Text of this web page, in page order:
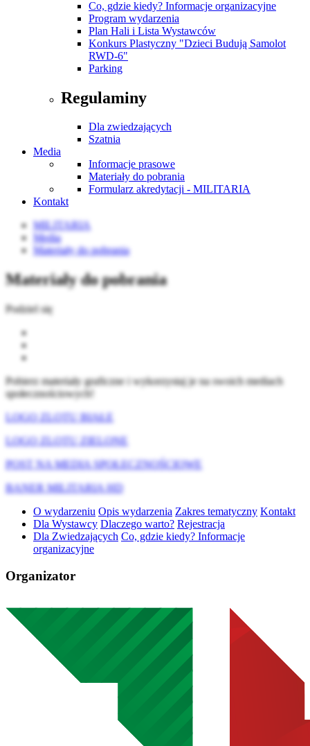
Co, gdzie kiedy? Informacje organizacyjne
Program wydarzenia
Plan Hali i Lista Wystawców
Konkurs Plastyczny "Dzieci Budują Samolot
RWD-6"
Parking
Regulaminy
Dla zwiedzających
Szatnia
Media
Informacje prasowe
Materiały do pobrania
Formularz akredytacji - MILITARIA
Kontakt
MILITARIA
Media
Materiały do pobrania
Materiały do pobrania
Podziel się
Pobierz materiały graficzne i wykorzystaj je na swoich mediach
społecznościowych!
LOGO ZLOTU BIAŁE
LOGO ZLOTU ZIELONE
POST NA MEDIA SPOŁECZNOŚCIOWE
BANER MILITARIA HD
O wydarzeniu Opis wydarzenia Zakres tematyczny Kontakt
Dla Wystawcy Dlaczego warto? Rejestracja
Dla Zwiedzających Co, gdzie kiedy? Informacje
organizacyjne
Organizator